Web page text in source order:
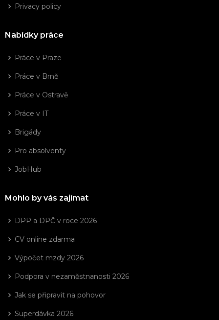
Privacy policy
Nabídky práce
Práce v Praze
Práce v Brně
Práce v Ostravě
Práce v IT
Brigády
Pro absolventy
JobHub
Mohlo by vás zajímat
DPP a DPČ v roce 2026
CV online zdarma
Výpočet mzdy 2026
Podpora v nezaměstnanosti 2026
Jak se připravit na pohovor
Superdávka 2026